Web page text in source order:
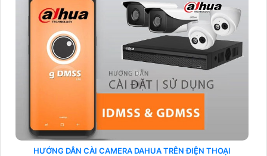
HƯỚNG DẪN CÀI CAMERA DAHUA TRÊN ĐIỆN THOẠI